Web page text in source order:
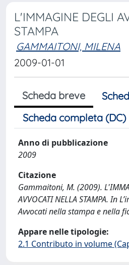
L'IMMAGINE DEGLI
STAMPA
GAMMAITONI, MILENA
2009-01-01
Scheda breve
Scheda completa (DC)
Anno di pubblicazione
2009
Citazione
Gammaitoni, M. (2009).
AVVOCATI NELLA STAMPA. In
Avvocati nella stampa e nella
Appare nelle tipologie:
2.1 Contributo in volume